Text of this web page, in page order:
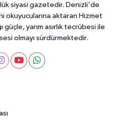
siyasi gazetedir. Denizli'de
okuyucularına aktaran Hizmet
yarım asırlık tecrübesi ile
olmayı sürdürmektedir.